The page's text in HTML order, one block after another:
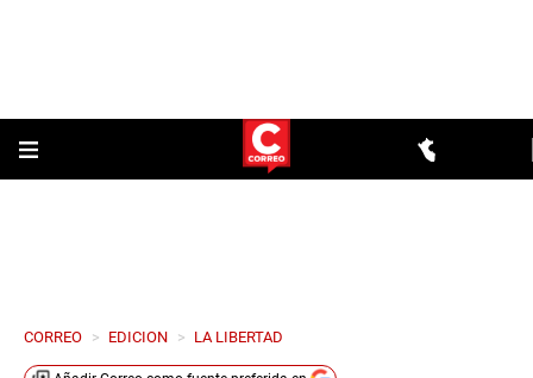
CORREO > EDICION > LA LIBERTAD